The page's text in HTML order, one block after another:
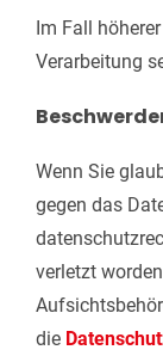
Im Fall
Verarbeitung
Wenn Sie
gegen das
verletzt
die